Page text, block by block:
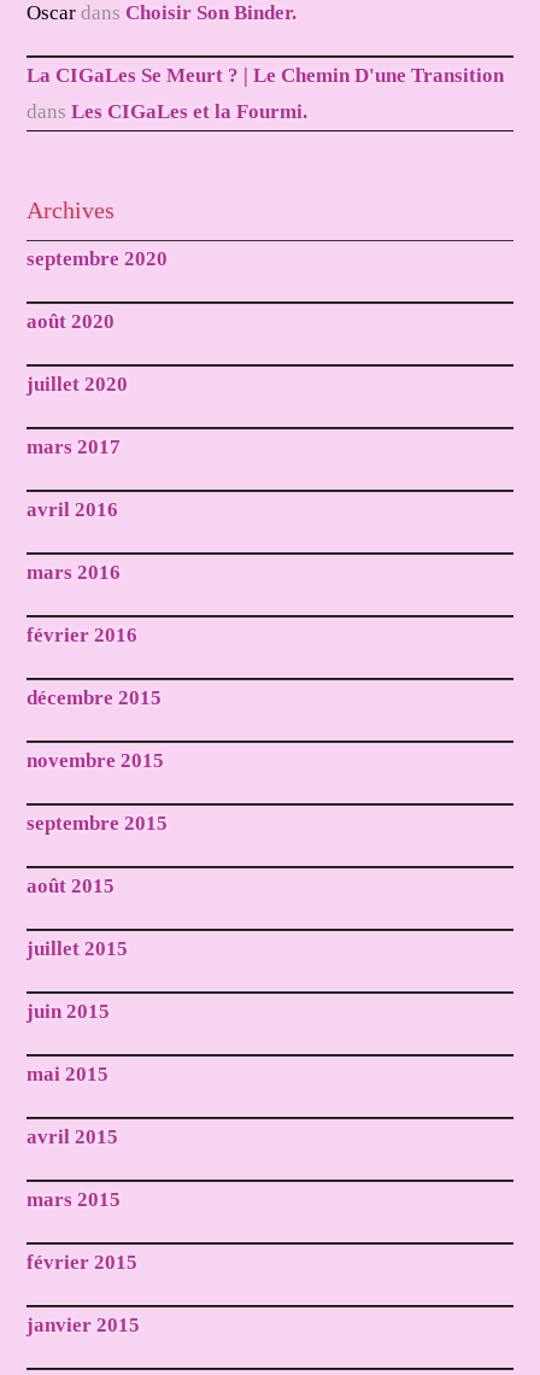
Oscar dansChoisir Son Binder.
La CIGaLes Se Meurt ? | Le Chemin D'une Transition
dansLes CIGaLes et la Fourmi.
Archives
septembre 2020
août 2020
juillet 2020
mars 2017
avril 2016
mars 2016
février 2016
décembre 2015
novembre 2015
septembre 2015
août 2015
juillet 2015
juin 2015
mai 2015
avril 2015
mars 2015
février 2015
janvier 2015